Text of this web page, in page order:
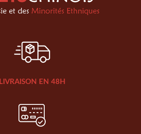
LIVRAISON EN 48H